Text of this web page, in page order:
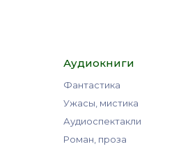
Аудиокниги
Фантастика
Ужасы, мистика
Аудиоспектакли
Роман, проза